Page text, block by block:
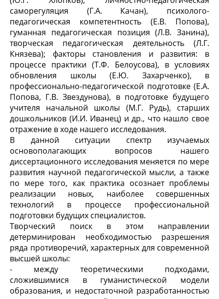
саморегуляция (Г.А. Качан), психолого-
педагогическая компетентность (Е.В. Попова),
гуманная педагогическая позиция (Л.В. Занина),
творческая педагогическая деятельность (Л.Г.
Князева); факторы становления и развития: в
процессе практики (Т.Ф. Белоусова), в условиях
обновления школы (Е.Ю. Захарченко), в
профессионально-педагогической подготовке (Е.А.
Попова, Г.В. Звездунова), в подготовке будущего
учителя начальной школы (М.Г. Рудь), старших
дошкольников (И.И. Иванец) и др., что нашло свое
отражение в ходе нашего исследования.
В данной ситуации спектр изучаемых
основополагающих вопросов нашего
диссертационного исследования меняется по мере
развития научной педагогической мысли, а также
по мере того, как практика осознает проблемы
реализации новых, наиболее совершенных
технологий в процессе профессиональной
подготовки будущих специалистов.
Творческий поиск в этом направлении
детерминирован необходимостью разрешения
ряда противоречий, характерных для современной
высшей школы:
- между теоретическими подходами,
сложившимися в гуманистической модели
образования, и недостаточной разработанностью